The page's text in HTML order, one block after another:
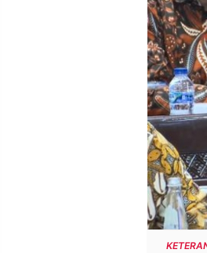
WARGA
TULISAN
SERVICE